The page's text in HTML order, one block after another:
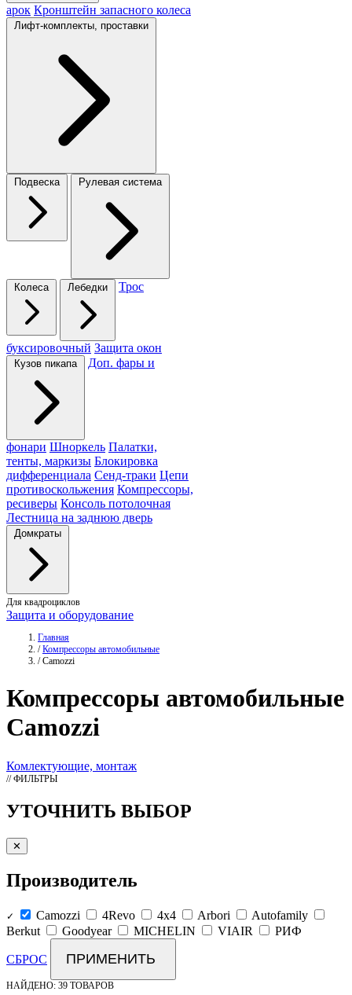
арок Кронштейн запасного колеса
Лифт-комплекты, проставки
Подвеска Рулевая система
Колеса Лебедки Трос
буксировочный Защита окон
Кузов пикапа Доп. фары и
фонари Шноркель Палатки,
тенты, маркизы Блокировка
дифференциала Сенд-траки Цепи
противоскольжения Компрессоры,
ресиверы Консоль потолочная
Лестница на заднюю дверь
Домкраты
Для квадроциклов
Защита и оборудование
Главная
/ Компрессоры автомобильные
/ Camozzi
Компрессоры автомобильные
Camozzi
Комлектующие, монтаж
// ФИЛЬТРЫ
УТОЧНИТЬ ВЫБОР
✕
Производитель
✓ Camozzi 4Revo 4x4 Arbori
Autofamily
Berkut
Goodyear MICHELIN VIAIR РИФ
СБРОС ПРИМЕНИТЬ
НАЙДЕНО: 39 ТОВАРОВ